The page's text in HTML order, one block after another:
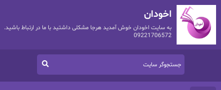
اخودان
به سایت اخودان خوش آمدید هرجا مشکلی داشتید با ما در ارتباط باشید.
09221706572